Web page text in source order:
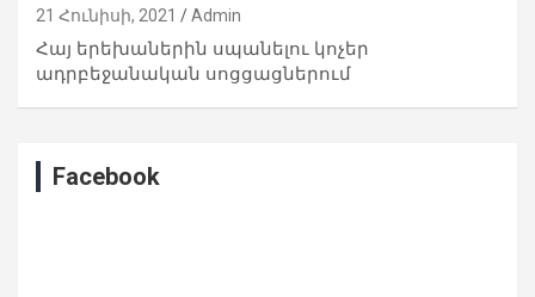
21 Հունիսի, 2021 Admin
Հայ երեխաներին սպանելու կոչեր
ադրբեջանական սոցցացներում
Facebook